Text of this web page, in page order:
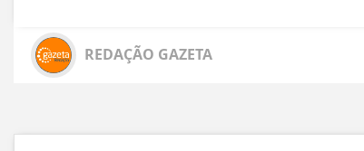
REDAÇÃO GAZETA